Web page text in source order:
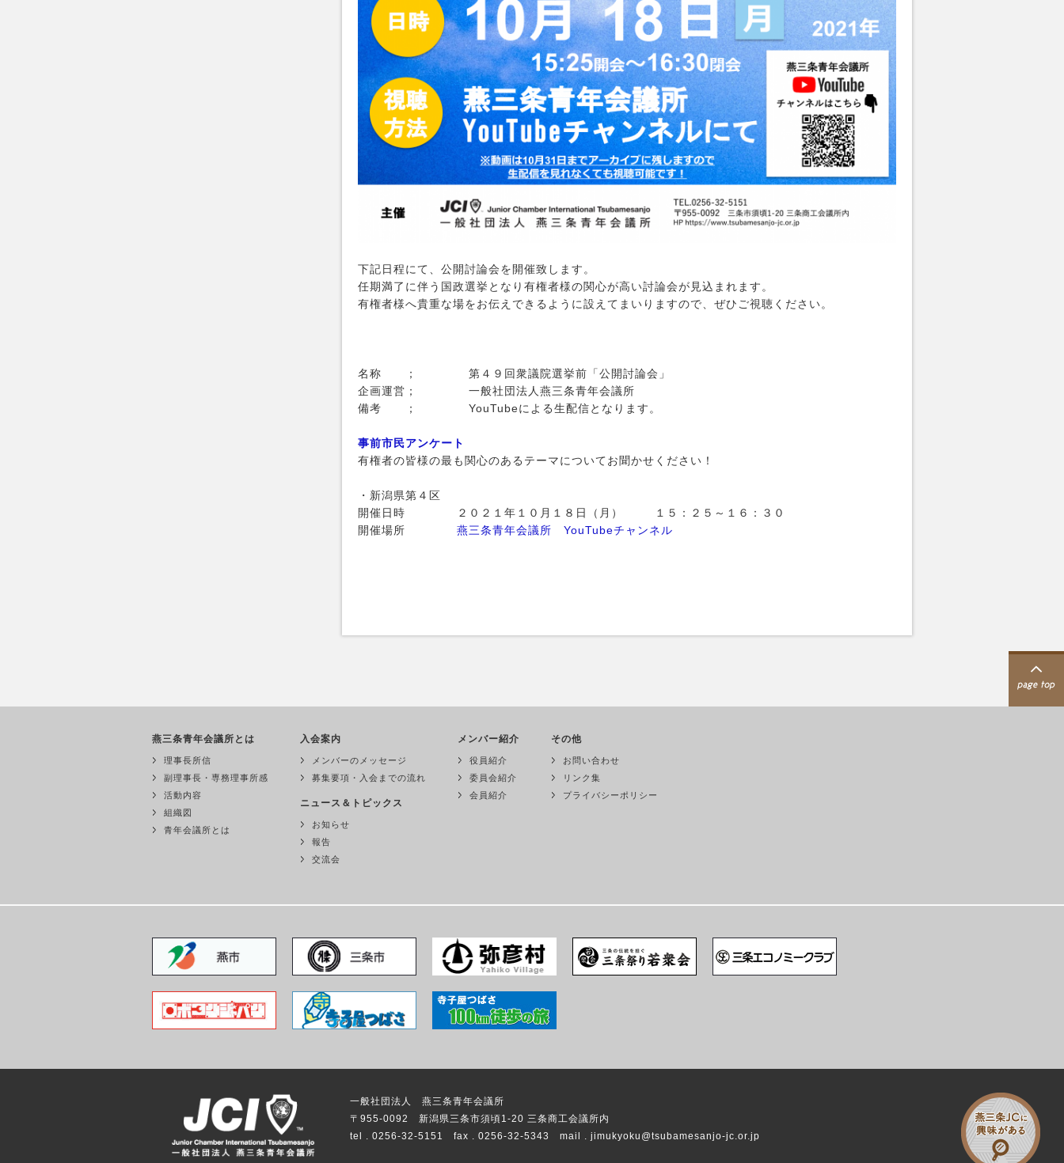
下記日程にて、公開討論会を開催致します。
任期満了に伴う国政選挙となり有権者様の関心が高い討論会が見込まれます。
有権者様へ貴重な場をお伝えできるように設えてまいりますので、ぜひご視聴ください。
名称 ； 第４９回衆議院選挙前「公開討論会」
企画運営； 一般社団法人燕三条青年会議所
備考 ； YouTubeによる生配信となります。
事前市民アンケート
有権者の皆様の最も関心のあるテーマについてお聞かせください！
・新潟県第４区
開催日時 ２０２１年１０月１８日（月） １５：２５～１６：３０
開催場所 燕三条青年会議所 YouTubeチャンネル
燕三条青年会議所とは
理事長所信
副理事長・専務理事所感
活動内容
組織図
青年会議所とは
入会案内
メンバーのメッセージ
募集要項・入会までの流れ
ニュース＆トピックス
お知らせ
報告
交流会
メンバー紹介
役員紹介
委員会紹介
会員紹介
その他
お問い合わせ
リンク集
プライバシーポリシー
一般社団法人 燕三条青年会議所
〒955-0092 新潟県三条市須頃1-20 三条商工会議所内
tel . 0256-32-5151 fax . 0256-32-5343 mail . jimukyoku@tsubamesanjo-jc.or.jp